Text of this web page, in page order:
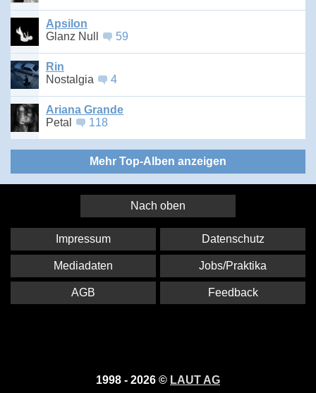
Apsilon
Glanz Null
59
Rin
Nostalgia
4
Ariana Grande
Petal
118
Mehr Top-Alben anzeigen
Nach oben
1998 - 2026 © LAUT AG
Impressum Datenschutz
Mediadaten Jobs/Praktika
AGB Feedback